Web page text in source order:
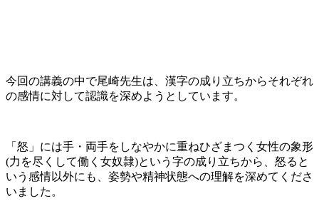
今回の講義の中で尾崎先生は、漢字の成り立ちからそれぞれ
の感情に対して認識を深めようとしています。
「怒」には手・両手をしなやかに重ねひざまつく女性の象形
(力を尽くして働く女奴隷)という字の成り立ちから、怒ると
いう感情以外にも、姿勢や精神状態への理解を深めてくださ
いました。